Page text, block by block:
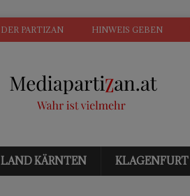
DER PARTIZAN HINWEIS GEBEN
LAND KÄRNTEN KLAGENFURT